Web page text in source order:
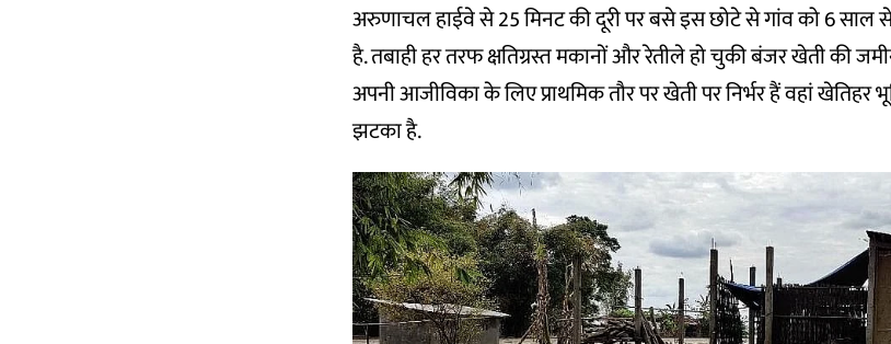
अरुणाचल हाईवे से 25 मिनट की दूरी पर बसे इस छोटे से गांव को 6 साल
है. तबाही हर तरफ क्षतिग्रस्त मकानों और रेतीले हो चुकी बंजर खेती की
अपनी आजीविका के लिए प्राथमिक तौर पर खेती पर निर्भर हैं वहां
झटका है.